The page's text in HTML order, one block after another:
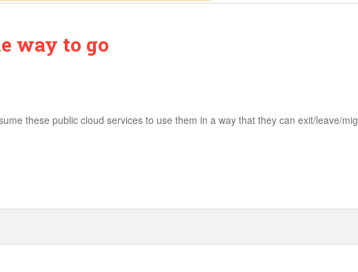
way to go
these public cloud services to use them in a way that they can exit/leave/